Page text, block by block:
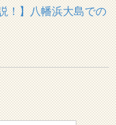
！】八幡浜大島での